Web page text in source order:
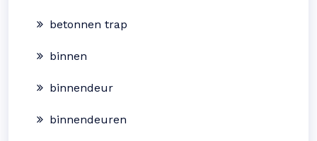
betonnen trap
binnen
binnendeur
binnendeuren